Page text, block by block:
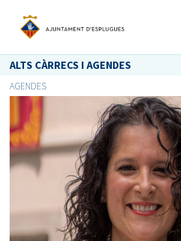
ALTS CÀRRECS I AGENDES
AGENDES